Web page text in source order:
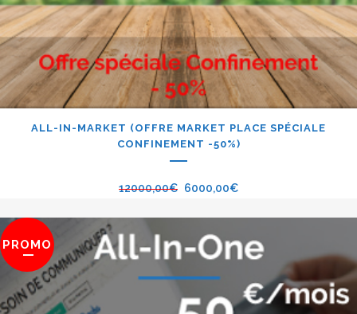
ALL-IN-MARKET (OFFRE MARKET PLACE SPÉCIALE
CONFINEMENT -50%)
12000,00€ 6000,00€
PROMO